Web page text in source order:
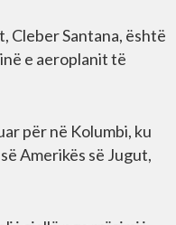
Santana, është
e aeroplanit të
për në Kolumbi, ku
Amerikës së Jugut,